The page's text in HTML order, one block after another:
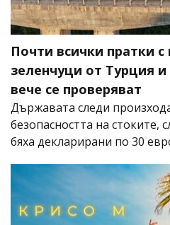
Почти всички пратки
зеленчуци от Турция
вече се проверяват
Държавата следи
безопасността на стоките,
бяха декларирани по 30